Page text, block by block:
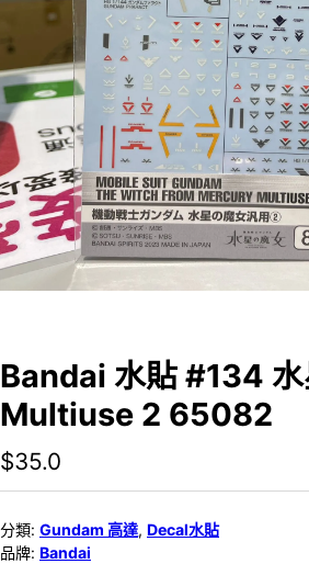
Bandai 水貼 #134
Multiuse 2 65082
$35.0
分類: Gundam 高達, Decal水貼
品牌: Bandai